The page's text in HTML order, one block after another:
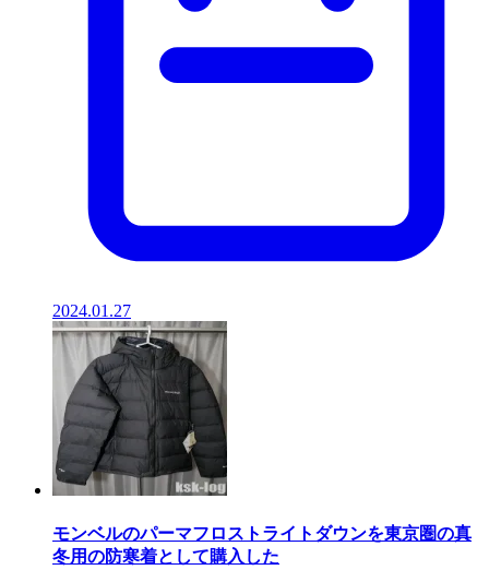
2024.01.27
モンベルのパーマフロストライトダウンを東京圏の真
冬用の防寒着として購入した